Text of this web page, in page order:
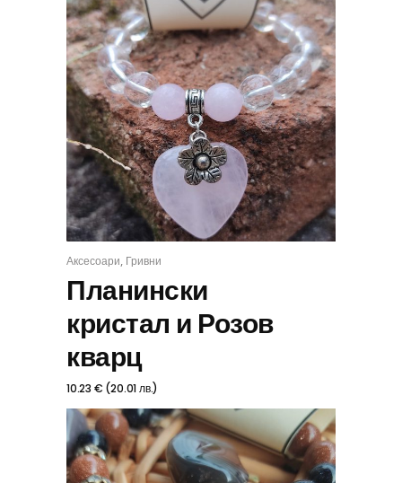
КУПИ
Аксесоари, Гривни
Планински
кристал и Розов
кварц
10.23 € (20.01лв.)